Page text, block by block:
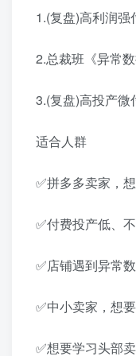
1.(复盘)高利润
2.总裁班《异常
3.(复盘)高投产微
适合人群
✅拼多多卖家，
✅付费投产低、
✅店铺遇到异常
✅中小卖家，想
✅想要学习头部